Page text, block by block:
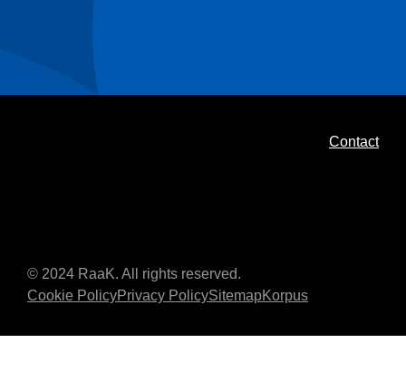
Contact
© 2024 RaaK. All rights reserved.
Cookie PolicyPrivacy PolicySitemapKorpus